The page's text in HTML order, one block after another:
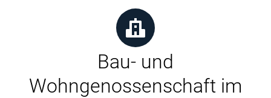
Bau- und
Wohngenossenschaft im